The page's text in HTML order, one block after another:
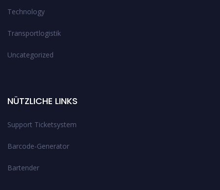
Technology
Transportlogistik
Uncategorized
NÜTZLICHE LINKS
Support Ticketsystem
Barcode-Generator
Bartender